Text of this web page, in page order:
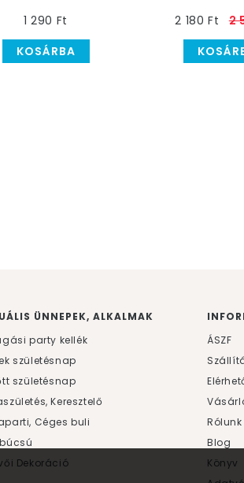
1 290 Ft
KOSÁRBA
- 46
2 180 Ft
2
ÜNNEPEK, ALKALMAK
party kellék
születésnap
születésnap
Keresztelő
Céges buli
Dekoráció
ÁSZF
Rólunk
Blog
Könyv